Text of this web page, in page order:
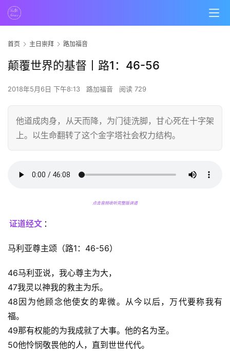
首页 主日崇拜 路加福音
颠覆世界的基督丨路1：46-56
2018年5月6日 下午8:13 路加福音 阅读 729
他道成肉身，从天而降，为门徒洗脚，甘心死在十字架
上。以生命翻转了这个金字塔社会权力结构。
点击音频收听完整版讲道
证道经文 ：
马利亚尊主颂（路1：46-56）
46马利亚说，我心尊主为大，
47我灵以神我的救主为乐。
48因为他顾念他使女的卑微。从今以后，万代要称我有
福。
49那有权能的为我成就了大事。他的名为圣。
50他怜悯敬畏他的人，直到世世代代。